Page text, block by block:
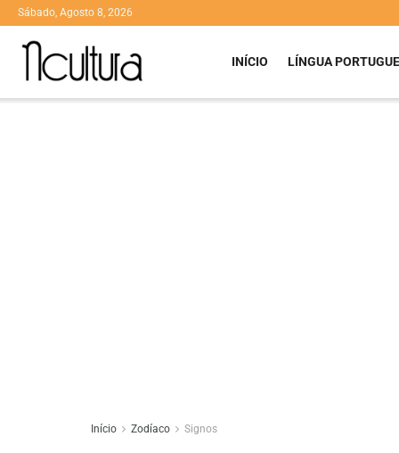
Sábado, Agosto 8, 2026
INÍCIO LÍNGUA
Início Zodíaco Signos